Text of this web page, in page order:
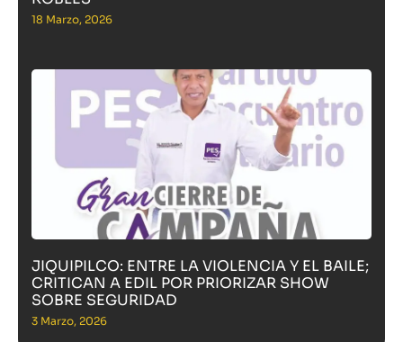
18 Marzo, 2026
JIQUIPILCO: ENTRE LA VIOLENCIA Y EL BAILE;
CRITICAN A EDIL POR PRIORIZAR SHOW
SOBRE SEGURIDAD
3 Marzo, 2026